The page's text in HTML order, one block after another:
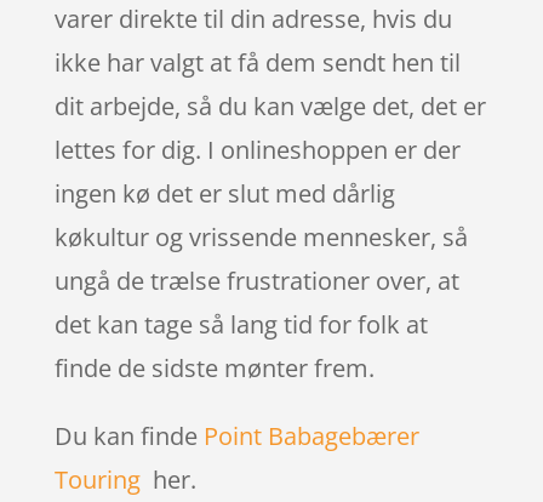
varer direkte til din adresse, hvis du
ikke har valgt at få dem sendt hen til
dit arbejde, så du kan vælge det, det er
lettes for dig. I onlineshoppen er der
ingen kø det er slut med dårlig
køkultur og vrissende mennesker, så
ungå de trælse frustrationer over, at
det kan tage så lang tid for folk at
finde de sidste mønter frem.
Du kan finde Point Babagebærer
Touringher.